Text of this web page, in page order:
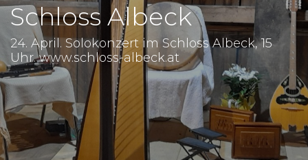
Schloss Albeck
24. April. Solokonzert im Schloss Albeck, 15
Uhr. www.schloss-albeck.at